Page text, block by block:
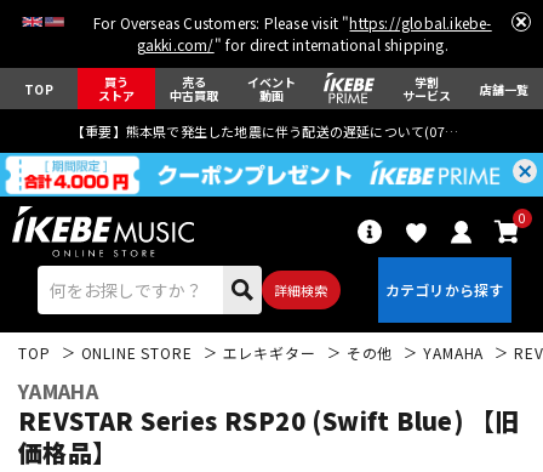
For Overseas Customers: Please visit "https://global.ikebe-
gakki.com/" for direct international shipping.
TOP 買う
ストア
売る
中古買取
イベント
動画
学割
サービス 店舗一覧
【重要】熊本県で発生した地震に伴う配送の遅延について(07月29日
詳細検索
0
TOP ONLINE STORE エレキギター その他 YAMAHA
YAMAHA
REVSTAR Series RSP20 (Swift Blue) 【旧
価格品】